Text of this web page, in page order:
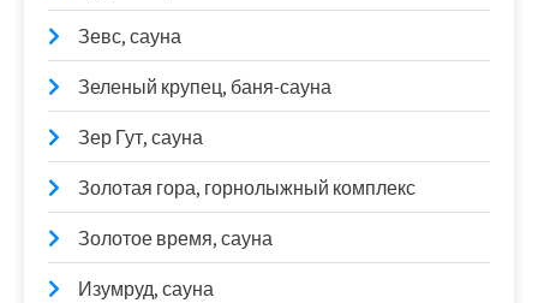
Зевс, сауна
Зеленый крупец, баня-сауна
Зер Гут, сауна
Золотая гора, горнолыжный комплекс
Золотое время, сауна
Изумруд, сауна